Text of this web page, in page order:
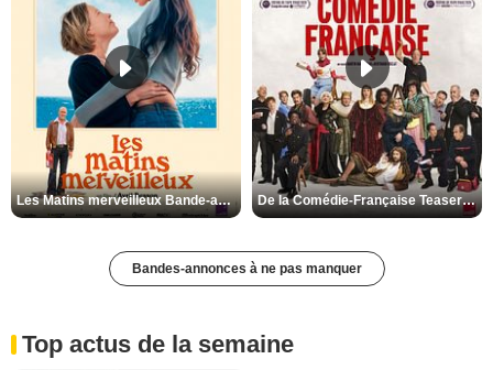
Les Matins merveilleux Bande-annonce VF De la Comédie-Française Teaser VF
Bandes-annonces à ne pas manquer
Top actus de la semaine